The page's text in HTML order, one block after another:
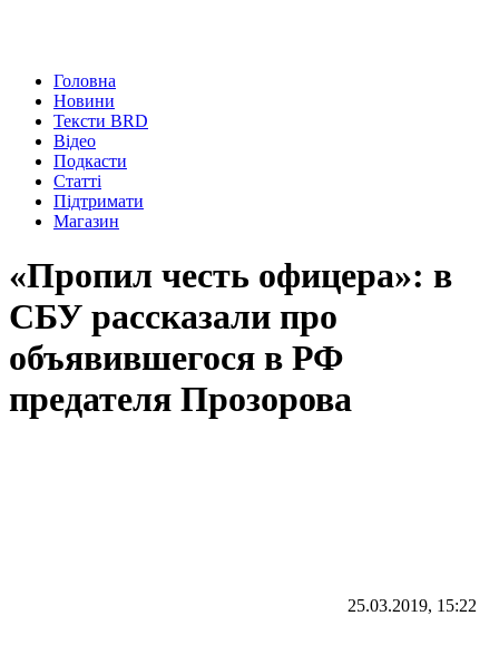
Головна
Новини
Тексти BRD
Відео
Подкасти
Статті
Підтримати
Магазин
«Пропил честь офицера»: в
СБУ рассказали про
объявившегося в РФ
предателя Прозорова
25.03.2019, 15:22